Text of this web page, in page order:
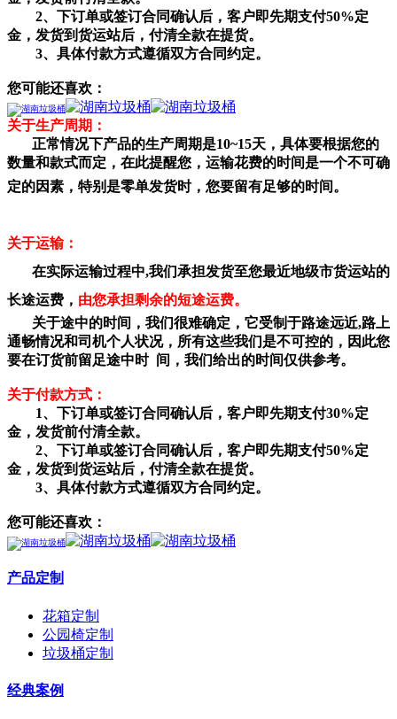
2、下订单或签订合同确认后，客户即先期支付50%定
金，发货到货运站后，付清全款在提货。
3、具体付款方式遵循双方合同约定。
您可能还喜欢：
关于生产周期：
正常情况下产品的生产周期是10~15天，具体要根据您的
数量和款式而定，在此提醒您，运输花费的时间是一个不可确
定的因素，特别是零单发货时，您要留有足够的时间。
关于运输：
在实际运输过程中,我们承担发货至您最近地级市货运站的
长途运费， 由您承担剩余的短途运费。
关于途中的时间，我们很难确定，它受制于路途远近,路上
通畅情况和司机个人状况，所有这些我们是不可控的，因此您
要在订货前留足途中时 间，我们给出的时间仅供参考。
关于付款方式：
1、下订单或签订合同确认后，客户即先期支付30%定
金，发货前付清全款。
2、下订单或签订合同确认后，客户即先期支付50%定
金，发货到货运站后，付清全款在提货。
3、具体付款方式遵循双方合同约定。
您可能还喜欢：
产品定制
花箱定制
公园椅定制
垃圾桶定制
经典案例